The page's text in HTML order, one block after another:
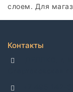
слоем. Для
Контакты